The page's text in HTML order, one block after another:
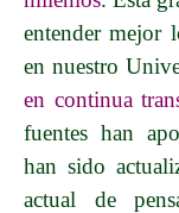
entender mejor
en nuestro
en continua
fuentes han
han sido
actual de